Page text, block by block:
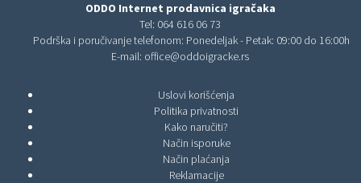
ODDO Internet prodavnica igračaka
Tel: 064 616 06 73
Podrška i poručivanje telefonom: Ponedeljak - Petak: 09:00 do 16:00h
E-mail: office@oddoigracke.rs
Uslovi korišćenja
Politika privatnosti
Kako naručiti?
Način isporuke
Način plaćanja
Reklamacije